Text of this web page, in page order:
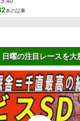
本の記事
日曜の注目レースを大